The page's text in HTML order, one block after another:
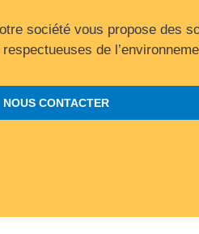
société vous propose des
de
NOUS CONTACTER